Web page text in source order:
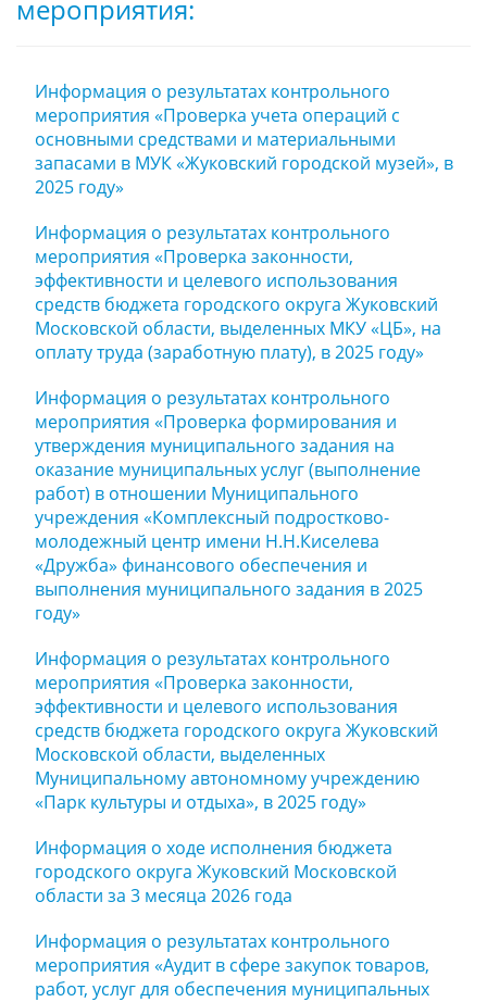
мероприятия:
Информация о результатах контрольного
мероприятия «Проверка учета операций с
основными средствами и материальными
запасами в МУК «Жуковский городской музей», в
2025 году»
Информация о результатах контрольного
мероприятия «Проверка законности,
эффективности и целевого использования
средств бюджета городского округа Жуковский
Московской области, выделенных МКУ «ЦБ», на
оплату труда (заработную плату), в 2025 году»
Информация о результатах контрольного
мероприятия «Проверка формирования и
утверждения муниципального задания на
оказание муниципальных услуг (выполнение
работ) в отношении Муниципального
учреждения «Комплексный подростково-
молодежный центр имени Н.Н.Киселева
«Дружба» финансового обеспечения и
выполнения муниципального задания в 2025
году»
Информация о результатах контрольного
мероприятия «Проверка законности,
эффективности и целевого использования
средств бюджета городского округа Жуковский
Московской области, выделенных
Муниципальному автономному учреждению
«Парк культуры и отдыха», в 2025 году»
Информация о ходе исполнения бюджета
городского округа Жуковский Московской
области за 3 месяца 2026 года
Информация о результатах контрольного
мероприятия «Аудит в сфере закупок товаров,
работ, услуг для обеспечения муниципальных